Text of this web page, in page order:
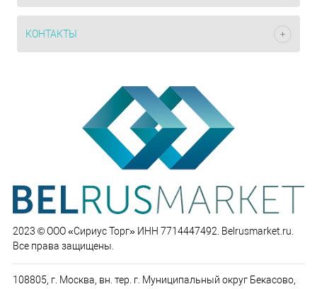
КОНТАКТЫ
2023 © ООО «Сириус Торг» ИНН 7714447492. Belrusmarket.ru.
Все права защищены.
108805, г. Москва, вн. тер. г. Муниципальный округ Бекасово,